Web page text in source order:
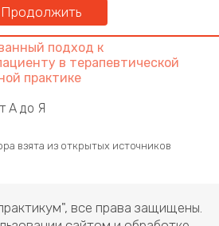
подход к
в терапевтической
практике
А до Я
взята из открытых источников
все права защищены.
Продолжить